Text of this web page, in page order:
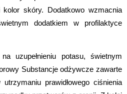
skóry. Dodatkowo wzmacnia
dodatkiem w profilaktyce
uzupełnieniu potasu, świetnym
Substancje odżywcze zawarte
prawidłowego ciśnienia